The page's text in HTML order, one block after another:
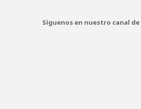
Síguenos en nuestro canal